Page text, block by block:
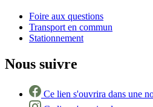
Foire aux questions
Transport en commun
Stationnement
Nous suivre
Ce lien s'ouvrira dans une